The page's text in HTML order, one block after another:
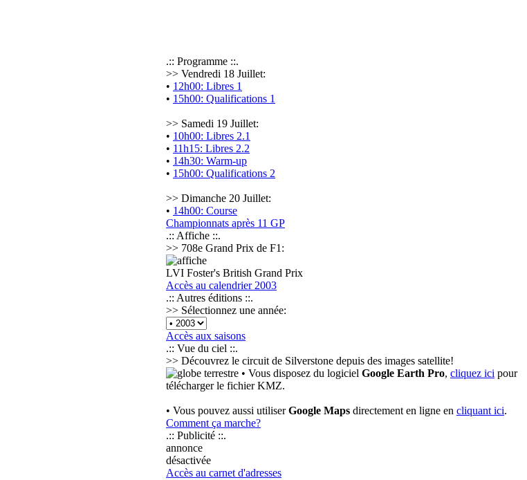
.:: Programme ::.
>> Vendredi 18 Juillet:
• 12h00: Libres 1
• 15h00: Qualifications 1
>> Samedi 19 Juillet:
• 10h00: Libres 2.1
• 11h15: Libres 2.2
• 14h30: Warm-up
• 15h00: Qualifications 2
>> Dimanche 20 Juillet:
• 14h00: Course
Championnats après 11 GP
.:: Affiche ::.
>> 708e Grand Prix de F1:
LVI Foster's British Grand Prix
Accès au calendrier 2003
.:: Autres éditions ::.
>> Sélectionnez une année:
Accès aux saisons
.:: Vue du ciel ::.
>> Découvrez le circuit de Silverstone depuis des images satellite!
• Vous disposez du logiciel Google Earth Pro, cliquez ici pour
télécharger le fichier KMZ.
• Vous pouvez aussi utiliserGoogle Maps directement en ligne en cliquant ici.
Comment ça marche?
.:: Publicité ::.
annonce
désactivée
Accès au carnet d'adresses